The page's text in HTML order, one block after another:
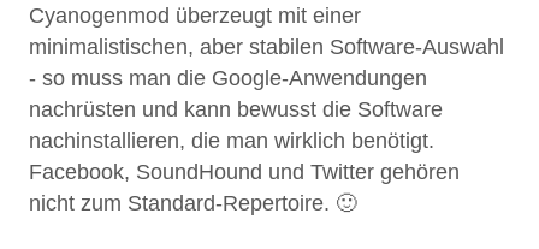
Cyanogenmod überzeugt mit einer
minimalistischen, aber stabilen Software-Auswahl
- so muss man die Google-Anwendungen
nachrüsten und kann bewusst die Software
nachinstallieren, die man wirklich benötigt.
Facebook, SoundHound und Twitter gehören
nicht zum Standard-Repertoire. 🙂